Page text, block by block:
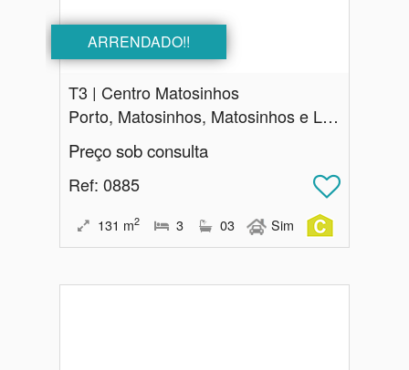
ARRENDADO!!
T3 | Centro Matosinhos
Porto, Matosinhos, Matosinhos e Leça da Palmeira
Preço sob consulta
Ref: 0885
131 m2 3 03 Sim